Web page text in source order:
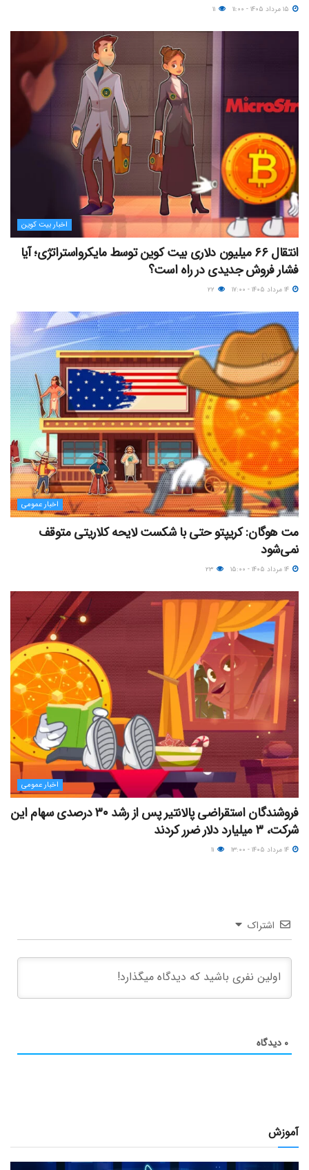
اخبار بیت کوین
انتقال ۶۶ میلیون دلاری بیت کوین توسط مایکرواستراتژی؛ آیا
فشار فروش جدیدی در راه است؟
اخبار عمومی
مت هوگان: کریپتو حتی با شکست لایحه کلاریتی متوقف
نمی‌شود
اخبار عمومی
فروشندگان استقراضی پالانتیر پس از رشد ۳۰ درصدی سهام این
شرکت، ۳ میلیارد دلار ضرر کردند
اشتراک
۰ دیدگاه
آموزش